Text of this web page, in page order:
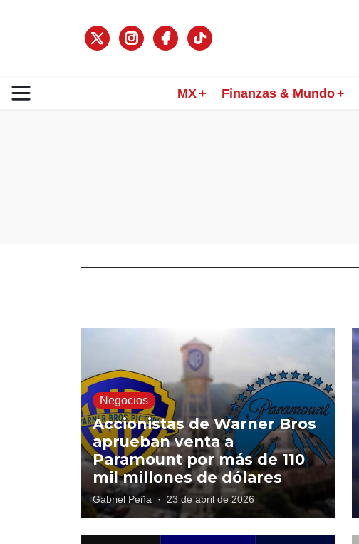
MX Finanzas & Mundo
Negocios
Accionistas de Warner Bros
aprueban venta a
Paramount por más de 110
mil millones de dólares
Gabriel Peña · 23 de abril de 2026